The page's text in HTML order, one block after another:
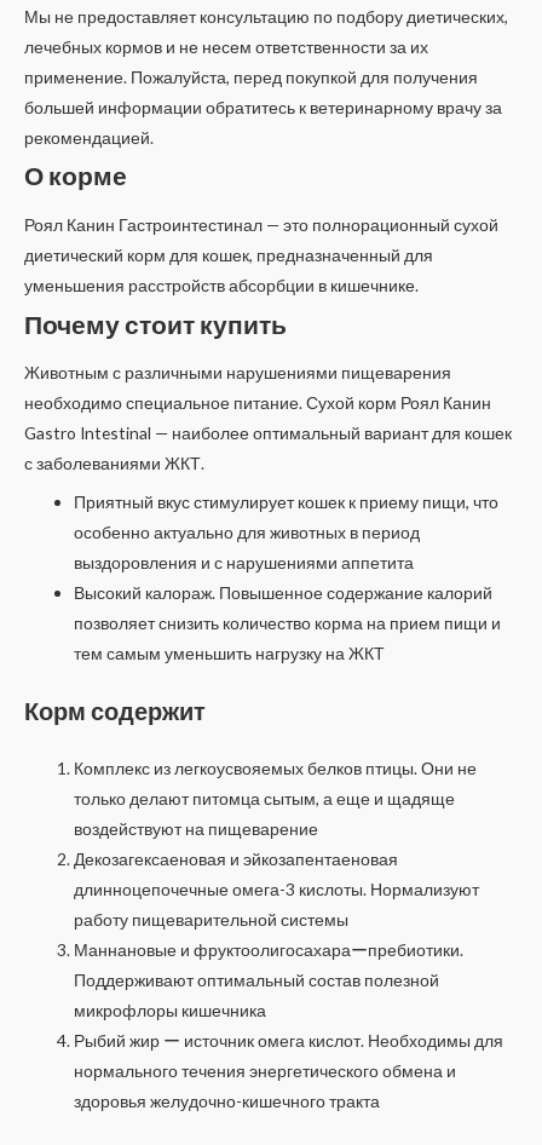
Мы не предоставляет консультацию по подбору диетических,
лечебных кормов и не несем ответственности за их
применение. Пожалуйста, перед покупкой для получения
большей информации обратитесь к ветеринарному врачу за
рекомендацией.
О корме
Роял Канин Гастроинтестинал — это полнорационный сухой
диетический корм для кошек, предназначенный для
уменьшения расстройств абсорбции в кишечнике.
Почему стоит купить
Животным с различными нарушениями пищеварения
необходимо специальное питание. Сухой корм Роял Канин
Gastro Intestinal — наиболее оптимальный вариант для кошек
с заболеваниями ЖКТ.
Приятный вкус стимулирует кошек к приему пищи, что
особенно актуально для животных в период
выздоровления и с нарушениями аппетита
Высокий калораж. Повышенное содержание калорий
позволяет снизить количество корма на прием пищи и
тем самым уменьшить нагрузку на ЖКТ
Корм содержит
Комплекс из легкоусвояемых белков птицы. Они не
только делают питомца сытым, а еще и щадяще
воздействуют на пищеварение
Декозагексаеновая и эйкозапентаеновая
длинноцепочечные омега-3 кислоты. Нормализуют
работу пищеварительной системы
Маннановые и фруктоолигосахараーпребиотики.
Поддерживают оптимальный состав полезной
микрофлоры кишечника
Рыбий жир ー источник омега кислот. Необходимы для
нормального течения энергетического обмена и
здоровья желудочно-кишечного тракта